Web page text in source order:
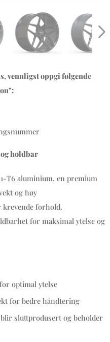
vennligst oppgi følgende
holdbar
T6 aluminium, en premium
og høy
forhold.
for maksimal ytelse og
optimal ytelse
for bedre håndtering
sluttprodusert og beholder